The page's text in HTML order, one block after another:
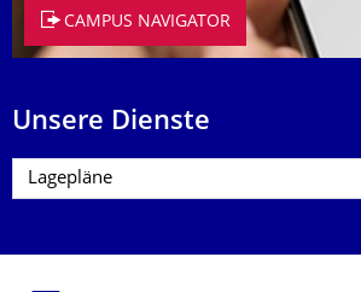
CAMPUS NAVIGATOR
Unsere Dienste